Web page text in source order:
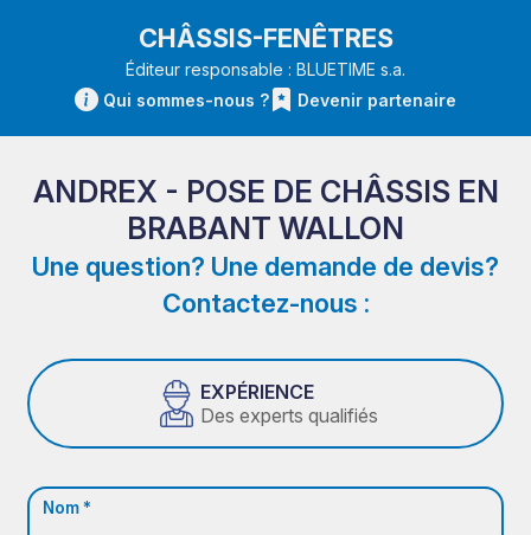
CHÂSSIS-FENÊTRES
Éditeur responsable : BLUETIME s.a.
Qui sommes-nous ?
Devenir partenaire
ANDREX - POSE DE CHÂSSIS EN
BRABANT WALLON
Une question? Une demande de devis?
Contactez-nous :
EXPÉRIENCE
Des experts qualifiés
Nom *